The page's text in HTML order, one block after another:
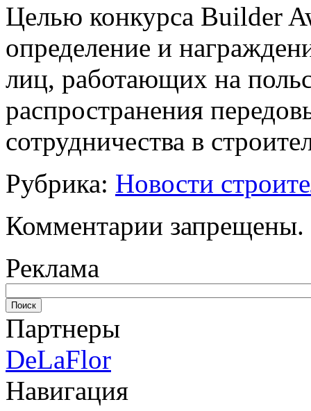
Целью конкурса Builder
определение и
лиц, работающих на
распространения
сотрудничества в
Рубрика: Новости
Комментарии запрещены.
Реклама
Партнеры
DeLaFlor
Навигация